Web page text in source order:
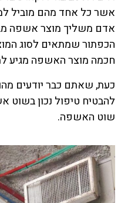
אשר כל אחד מהם מוביל
אדם משליך מוצר אשפה
הכפתור שמתאים לסוג
חכמה מוצר האשפה מגיע
כעת, שאתם כבר יודעים
להבטיח טיפול נכון
שוט האשפה.